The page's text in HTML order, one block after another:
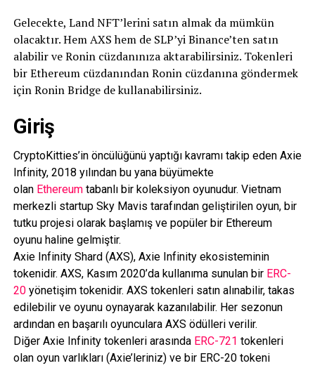
Gelecekte, Land NFT’lerini satın almak da mümkün
olacaktır. Hem AXS hem de SLP’yi Binance’ten satın
alabilir ve Ronin cüzdanınıza aktarabilirsiniz. Tokenleri
bir Ethereum cüzdanından Ronin cüzdanına göndermek
için Ronin Bridge de kullanabilirsiniz.
Giriş
CryptoKitties’in öncülüğünü yaptığı kavramı takip eden Axie
Infinity, 2018 yılından bu yana büyümekte
olan Ethereumtabanlı bir koleksiyon oyunudur. Vietnam
merkezli startup Sky Mavis tarafından geliştirilen oyun, bir
tutku projesi olarak başlamış ve popüler bir Ethereum
oyunu haline gelmiştir.
Axie Infinity Shard (AXS), Axie Infinity ekosisteminin
tokenidir. AXS, Kasım 2020’da kullanıma sunulan bir ERC-
20yönetişim tokenidir. AXS tokenleri satın alınabilir, takas
edilebilir ve oyunu oynayarak kazanılabilir. Her sezonun
ardından en başarılı oyunculara AXS ödülleri verilir.
Diğer Axie Infinity tokenleri arasında ERC-721 tokenleri
olan oyun varlıkları (Axie’leriniz) ve bir ERC-20 tokeni